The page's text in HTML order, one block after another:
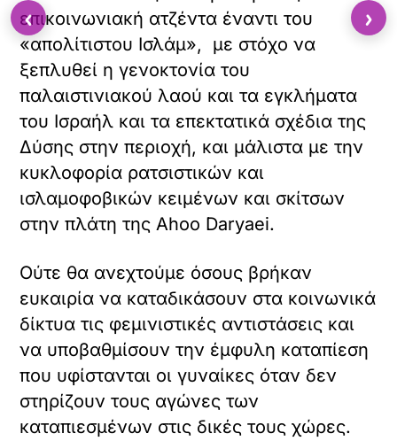
επικοινωνιακή ατζέντα έναντι του
«απολίτιστου Ισλάμ», με στόχο να
ξεπλυθεί η γενοκτονία του
παλαιστινιακού λαού και τα εγκλήματα
του Ισραήλ και τα επεκτατικά σχέδια της
Δύσης στην περιοχή, και μάλιστα με την
κυκλοφορία ρατσιστικών και
ισλαμοφοβικών κειμένων και σκίτσων
στην πλάτη της Ahoo Daryaei.
Ούτε θα ανεχτούμε όσους βρήκαν
ευκαιρία να καταδικάσουν στα κοινωνικά
δίκτυα τις φεμινιστικές αντιστάσεις και
να υποβαθμίσουν την έμφυλη καταπίεση
που υφίστανται οι γυναίκες όταν δεν
στηρίζουν τους αγώνες των
καταπιεσμένων στις δικές τους χώρες.
‹ ›